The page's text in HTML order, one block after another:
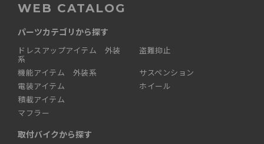
WEB CATALOG
パーツカテゴリから探す
ドレスアップアイテム 外装
系
機能アイテム 外装系
電装アイテム
積載アイテム
マフラー
盗難抑止
サスペンション
ホイール
取付バイクから探す